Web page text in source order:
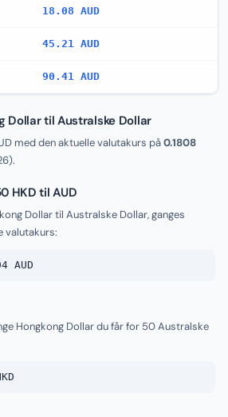
18.08 AUD
45.21 AUD
90.41 AUD
Dollar til Australske Dollar
med den aktuelle valutakurs på0.1808
).
HKD til AUD
Dollar til Australske Dollar, ganges
valutakurs:
AUD
Hongkong Dollar du får for 50 Australske